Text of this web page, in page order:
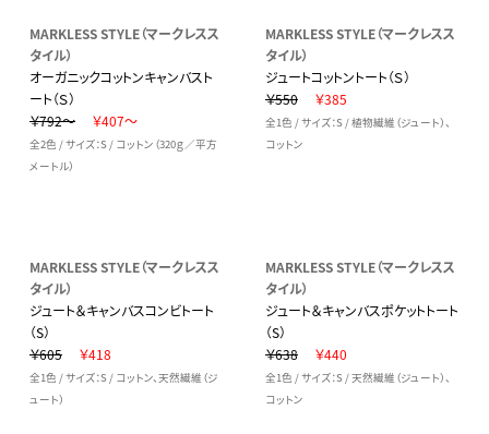
MARKLESS STYLE（マークレスス
タイル）
オーガニックコットンキャンバスト
ート（Ｓ）
￥792～
￥407～
全2色 / サイズ：S / コットン（320ｇ／平方
メートル）
MARKLESS STYLE（マークレスス
タイル）
ジュートコットントート（Ｓ）
￥550
￥385
全1色 / サイズ：S / 植物繊維（ジュート）、
コットン
MARKLESS STYLE（マークレスス
タイル）
ジュート＆キャンバスコンビトート
（S）
￥605
￥418
全1色 / サイズ：S / コットン、天然繊維（ジ
ュート）
MARKLESS STYLE（マークレスス
タイル）
ジュート＆キャンバスポケットトート
（S）
￥638
￥440
全1色 / サイズ：S / 天然繊維（ジュート）、
コットン